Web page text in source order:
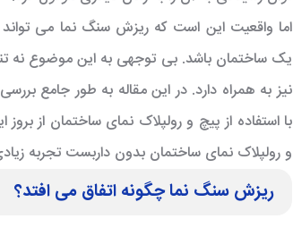
اما واقعیت این است که ریزش سنگ نما می تواند
یک ساختمان باشد. بی توجهی به این موضوع نه
نیز به همراه دارد. در این مقاله به طور جامع
با استفاده ازپیچ و رولپلاک نمای ساختمان از
و رولپلاک نمای ساختمان بدون داربست تجربه
ریزش سنگ نما چگونه اتفاق می افتد؟